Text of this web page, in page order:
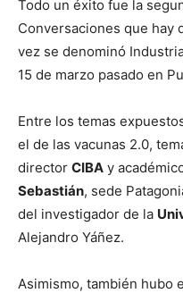
Todo un éxito fue la
Conversaciones que hay
vez se denominó
15 de marzo pasado en
Entre los temas
el de las vacunas 2.0,
director CIBA y
Sebastián, sede
del investigador de la
Alejandro Yáñez.
Asimismo, también hubo